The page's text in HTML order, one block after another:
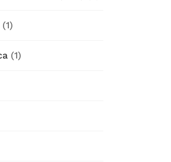
(1)
(1)